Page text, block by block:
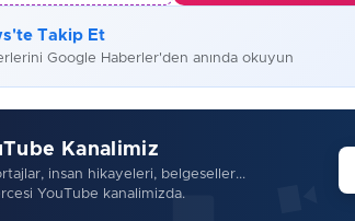
Takip Et
Google Haberler'den anında okuyun
Kanalimiz
insan hikayeleri, belgeseller...
YouTube kanalimizda.